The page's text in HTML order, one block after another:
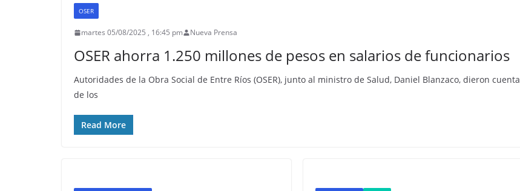
OSER
martes 05/08/2025 , 16:45 pm Nueva Prensa
OSER ahorra 1.250 millones de pesos en salarios de funcionarios
Autoridades de la Obra Social de Entre Ríos (OSER), junto al ministro de Salud, Daniel Blanzaco, dieron cuenta
de los
Read More